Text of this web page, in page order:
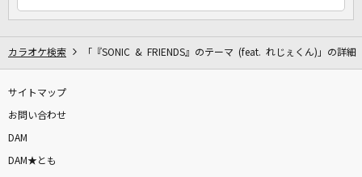
カラオケをもっと楽しもう！
カラオケ検索 「『SONIC & FRIENDS』のテーマ (feat. れじぇくん)」の詳細
サイトマップ
お問い合わせ
DAM
DAM★とも